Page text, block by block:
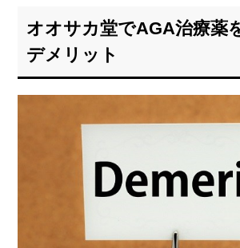
オオサカ堂でAGA治療薬
デメリット